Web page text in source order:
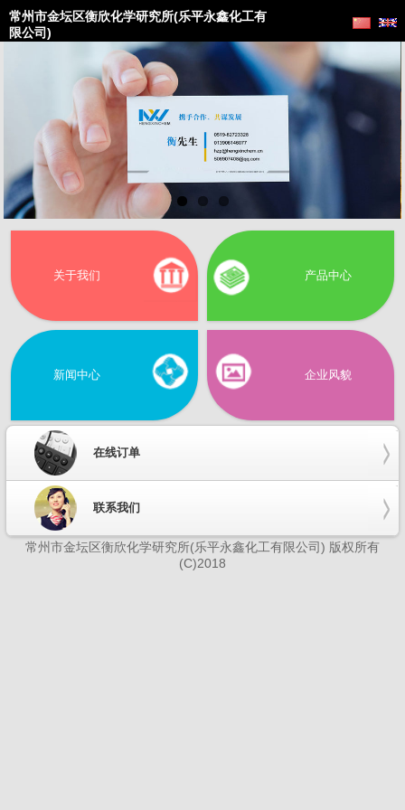
常州市金坛区衡欣化学研究所(乐平永鑫化工有
限公司)
关于我们 产品中心
新闻中心 企业风貌
在线订单
联系我们
常州市金坛区衡欣化学研究所(乐平永鑫化工有限公司) 版权所有
(C)2018